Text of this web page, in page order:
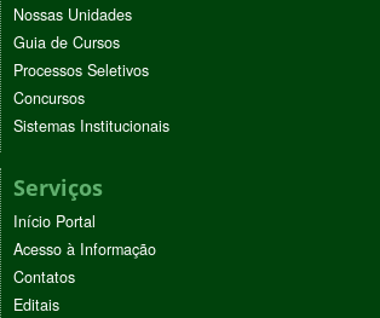
Nossas Unidades
Guia de Cursos
Processos Seletivos
Concursos
Sistemas Institucionais
Serviços
Início Portal
Acesso à Informação
Contatos
Editais